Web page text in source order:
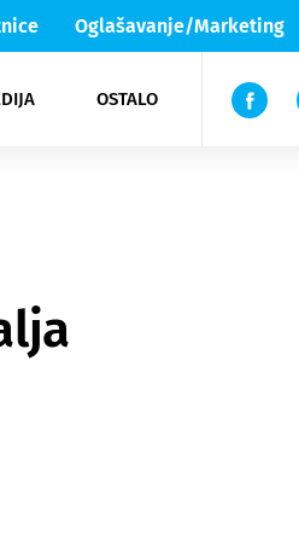
Oglašavanje/Marketing
OSTALO
Lika & Senj
TV